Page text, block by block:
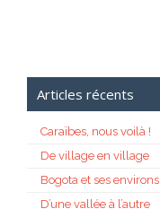
Articles récents
Caraïbes, nous voilà !
De village en village
Bogota et ses environs
D’une vallée à l’autre